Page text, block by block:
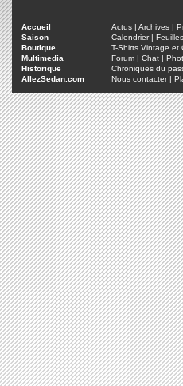
Accueil Actus | Archives |
Saison
Calendrier|
Boutique
T-Shirts Vintage et
Multimedia
Forum | Chat |
Historique
Chroniques du
AllezSedan.com
Nous contacter|